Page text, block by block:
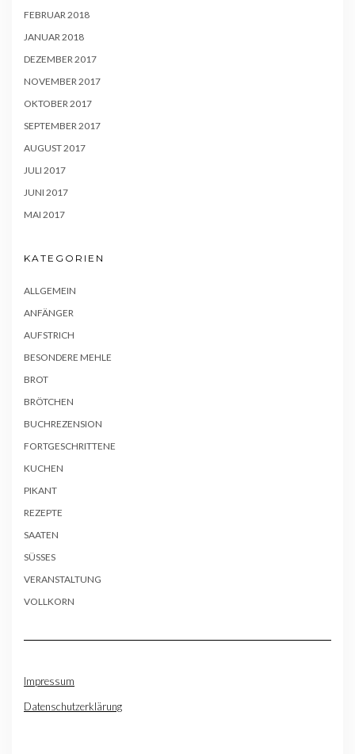
FEBRUAR 2018
JANUAR 2018
DEZEMBER 2017
NOVEMBER 2017
OKTOBER 2017
SEPTEMBER 2017
AUGUST 2017
JULI 2017
JUNI 2017
MAI 2017
KATEGORIEN
ALLGEMEIN
ANFÄNGER
AUFSTRICH
BESONDERE MEHLE
BROT
BRÖTCHEN
BUCHREZENSION
FORTGESCHRITTENE
KUCHEN
PIKANT
REZEPTE
SAATEN
SÜSSES
VERANSTALTUNG
VOLLKORN
Impressum
Datenschutzerklärung